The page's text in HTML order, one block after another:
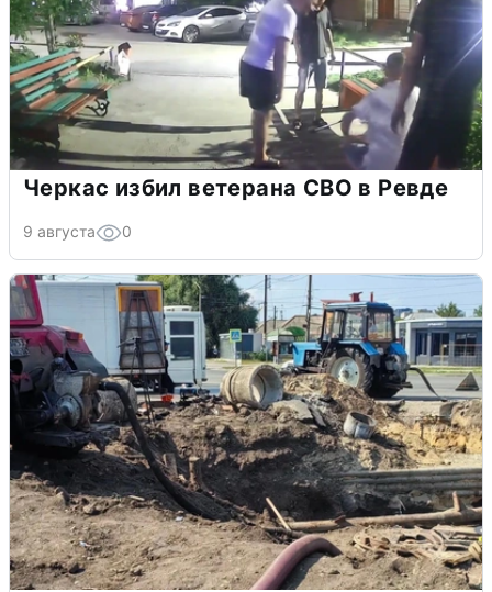
Черкас избил ветерана СВО в Ревде
9 августа 0